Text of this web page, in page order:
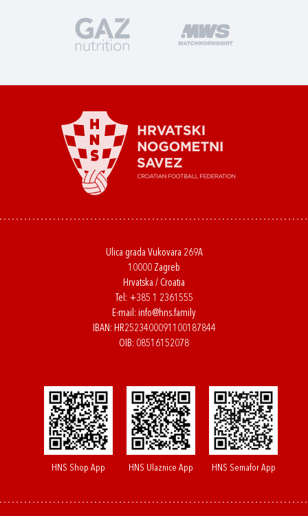
Ulica grada Vukovara 269A
10000 Zagreb
Hrvatska / Croatia
Tel: +385 1 2361555
E-mail: info@hns.family
IBAN: HR2523400091100187844
OIB: 08516152078
HNS Shop App HNS Ulaznice App HNS Semafor App